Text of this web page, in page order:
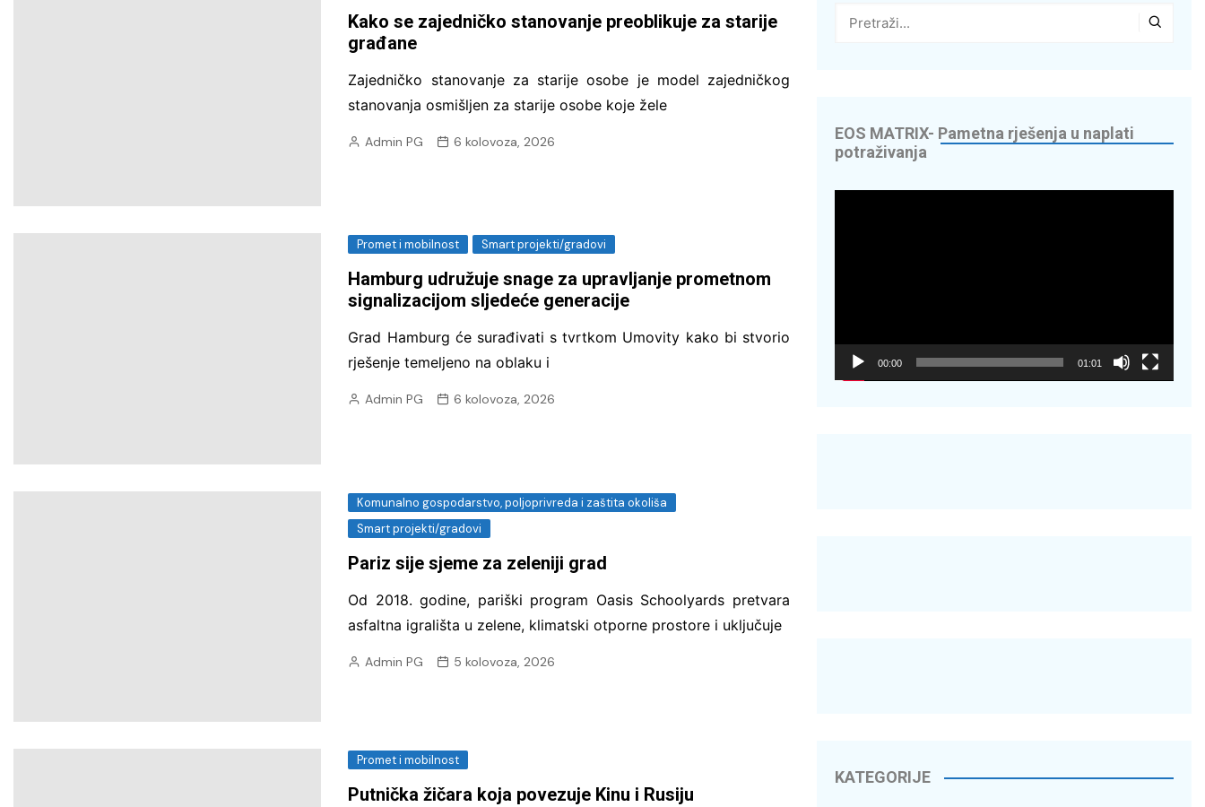
poljoprivreda i zaštita okoliša
Eccos inženjering
FORSCOPE – uštedite do 70% na
PROMET I PROSTOR – napredna
Smart Sense
Sustav javnih bicikala – Nextbike
Kako se zajedničko stanovanje preoblikuje za starije
građane
Zajedničko stanovanje za starije osobe je model zajedničkog
stanovanja osmišljen za starije osobe koje žele
Admin PG 6 kolovoza, 2026
Promet i mobilnost Smart projekti/gradovi
Hamburg udružuje snage za upravljanje prometnom
signalizacijom sljedeće generacije
Grad Hamburg će surađivati ​​s tvrtkom Umovity kako bi stvorio
rješenje temeljeno na oblaku i
Admin PG 6 kolovoza, 2026
Komunalno gospodarstvo, poljoprivreda i zaštita okoliša
Smart projekti/gradovi
Pariz sije sjeme za zeleniji grad
Od 2018. godine, pariški program Oasis Schoolyards pretvara
asfaltna igrališta u zelene, klimatski otporne prostore i uključuje
Admin PG 5 kolovoza, 2026
Promet i mobilnost
Putnička žičara koja povezuje Kinu i Rusiju
EOS MATRIX- Pametna rješenja u naplati
potraživanja
00:00 01:01
KATEGORIJE